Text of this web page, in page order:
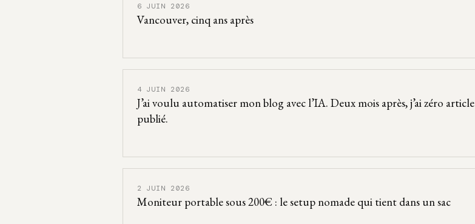
6 JUIN 2026
Vancouver, cinq ans après
4 JUIN 2026
J’ai voulu automatiser mon blog avec l’IA. Deux mois après, j’ai zéro article
publié.
2 JUIN 2026
Moniteur portable sous 200€ : le setup nomade qui tient dans un sac